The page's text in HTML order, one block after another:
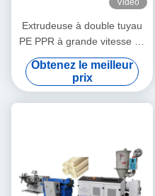
Vidéo
Extrudeuse à double tuyau
PE PPR à grande vitesse 16
- 32 mm à vis unique
SJ90/33
Obtenez le meilleur
prix